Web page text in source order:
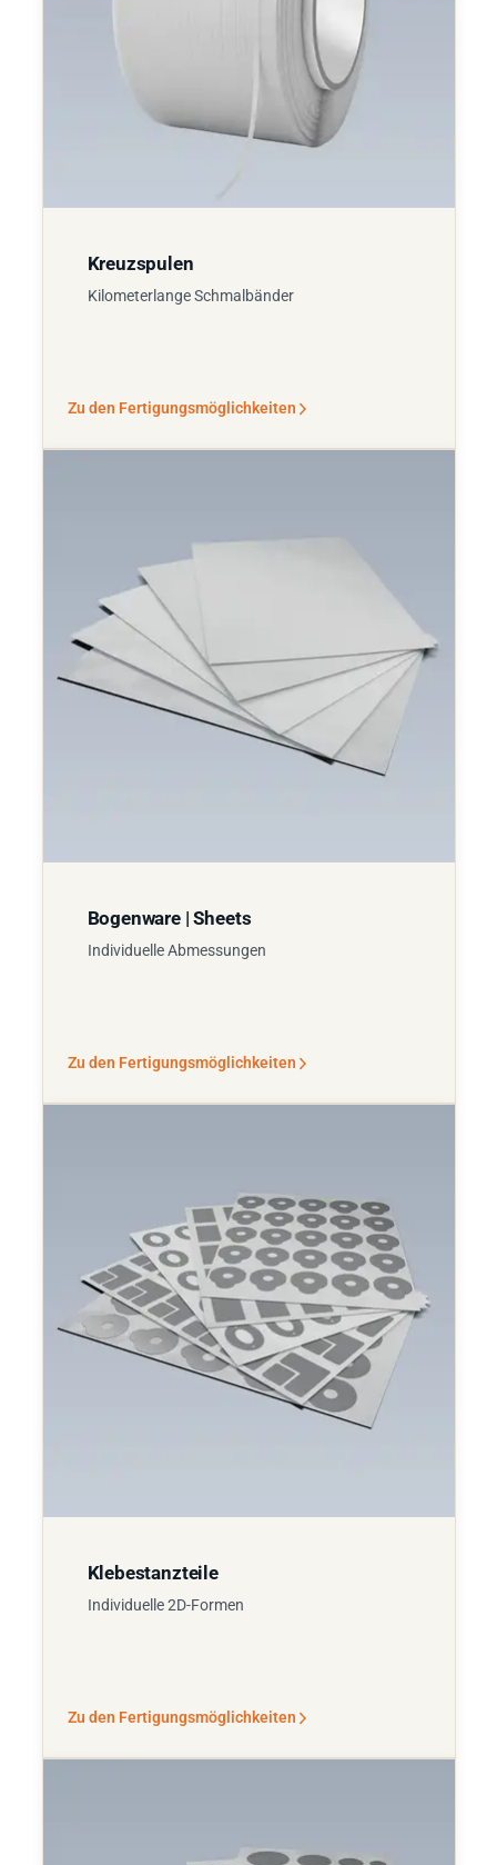
Kreuzspulen
Kilometerlange Schmalbänder
Zu den Fertigungsmöglichkeiten
Bogenware | Sheets
Individuelle Abmessungen
Zu den Fertigungsmöglichkeiten
Klebestanzteile
Individuelle 2D-Formen
Zu den Fertigungsmöglichkeiten